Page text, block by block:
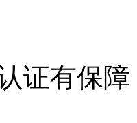
证有保障